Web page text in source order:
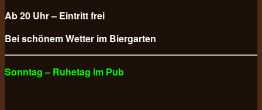
Ab 20 Uhr – Eintritt frei
Bei schönem Wetter im Biergarten
Sonntag – Ruhetag im Pub